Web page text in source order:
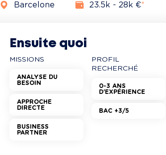
Barcelone 23.5k - 28k €*
Ensuite quoi
MISSIONS
ANALYSE DU
BESOIN
APPROCHE
DIRECTE
BUSINESS
PARTNER
PROFIL
RECHERCHÉ
0-3 ANS
D'EXPÉRIENCE
BAC +3/5